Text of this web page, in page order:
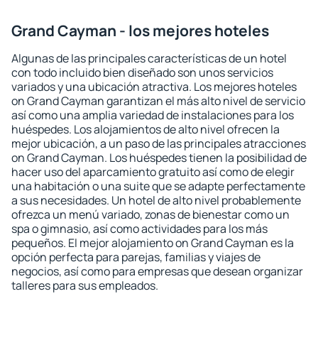
Grand Cayman - los mejores hoteles
Algunas de las principales características de un hotel
con todo incluido bien diseñado son unos servicios
variados y una ubicación atractiva. Los mejores hoteles
on Grand Cayman garantizan el más alto nivel de servicio
así como una amplia variedad de instalaciones para los
huéspedes. Los alojamientos de alto nivel ofrecen la
mejor ubicación, a un paso de las principales atracciones
on Grand Cayman. Los huéspedes tienen la posibilidad de
hacer uso del aparcamiento gratuito así como de elegir
una habitación o una suite que se adapte perfectamente
a sus necesidades. Un hotel de alto nivel probablemente
ofrezca un menú variado, zonas de bienestar como un
spa o gimnasio, así como actividades para los más
pequeños. El mejor alojamiento on Grand Cayman es la
opción perfecta para parejas, familias y viajes de
negocios, así como para empresas que desean organizar
talleres para sus empleados.